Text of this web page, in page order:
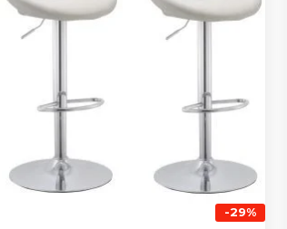
-29%